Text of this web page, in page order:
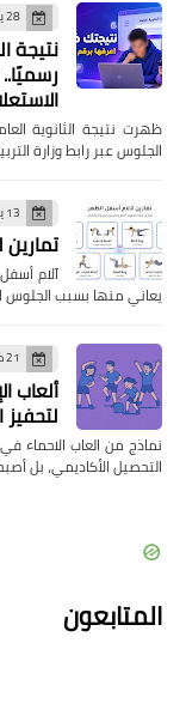
28 يوليو 2026
الجلوس عبر رابط وزارة
13 يناير 2026
آلام
يعاني منها بسبب الجلوس
21 مايو 2025
نماذج من العاب الاحماء
التحصيل الأكاديمي، بل
المتابعون